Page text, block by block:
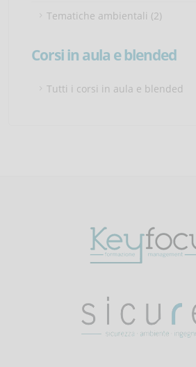
Tematiche ambientali (2)
Corsi in aula e blended
Tutti i corsi in aula e blended